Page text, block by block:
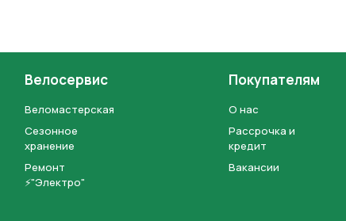
Велосервис
Веломастерская
Сезонное
хранение
Ремонт
⚡"Электро"
Покупателям
О нас
Рассрочка и
кредит
Вакансии